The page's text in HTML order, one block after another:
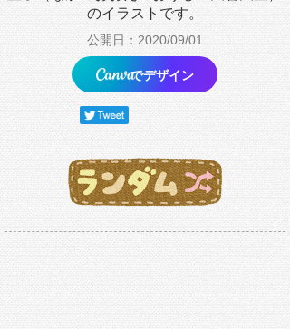
のイラストです。
公開日：2020/09/01
でデザイン